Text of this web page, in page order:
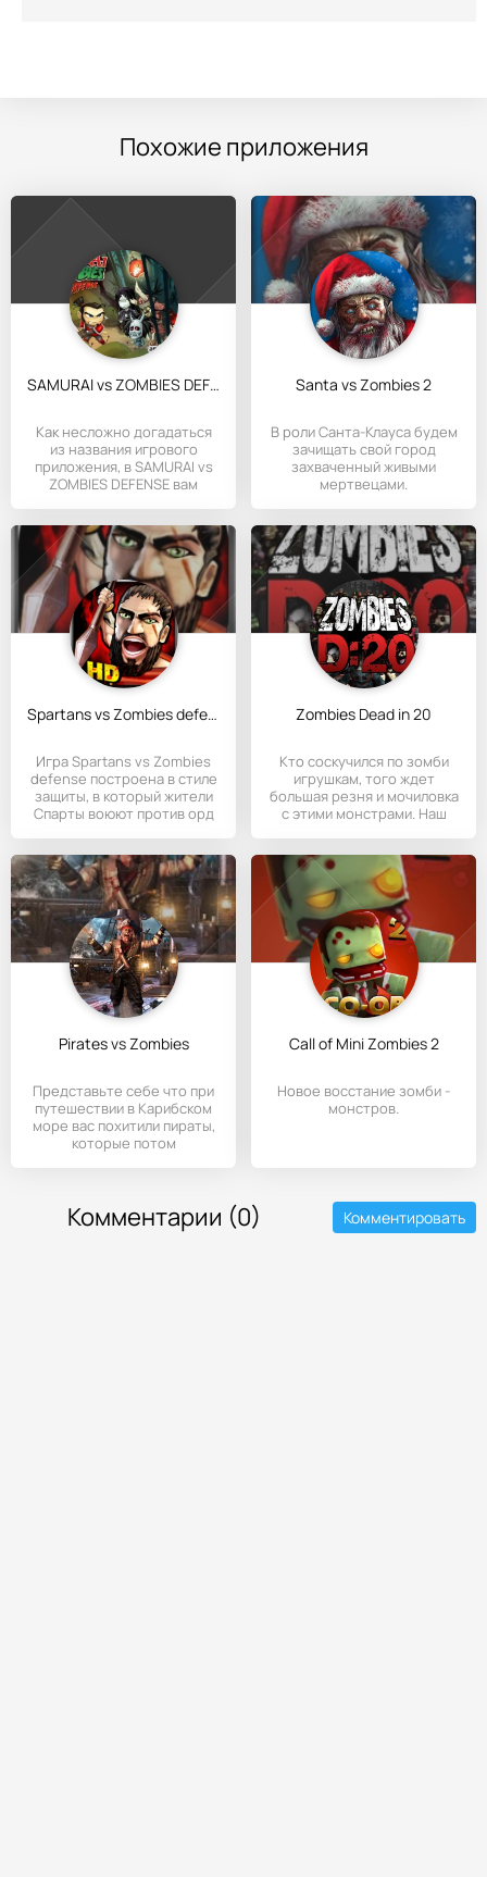
Похожие приложения
SAMURAI vs ZOMBIES DEFENSE
Как несложно догадаться
из названия игрового
приложения, в SAMURAI vs
ZOMBIES DEFENSE вам
Santa vs Zombies 2
В роли Санта-Клауса будем
зачищать свой город
захваченный живыми
мертвецами.
Spartans vs Zombies defense
Игра Spartans vs Zombies
defense построена в стиле
защиты, в который жители
Спарты воюют против орд
Zombies Dead in 20
Кто соскучился по зомби
игрушкам, того ждет
большая резня и мочиловка
с этими монстрами. Наш
Pirates vs Zombies
Представьте себе что при
путешествии в Карибском
море вас похитили пираты,
которые потом
Call of Mini Zombies 2
Новое восстание зомби -
монстров.
Комментарии (0) Комментировать